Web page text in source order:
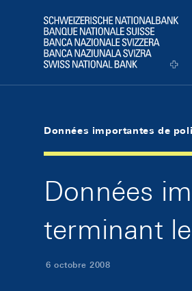
Logo
Données importantes de
Données
terminant
6 octobre 2008